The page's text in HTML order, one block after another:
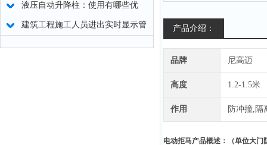
液压自动升降柱：使用有哪些优
势？
建筑工程施工人员进出实时显示管 产品介绍：
品牌 尼高迈
高度 1.2-1.5米
作用 防冲撞,隔
电动拒马产品概述：（单位大门